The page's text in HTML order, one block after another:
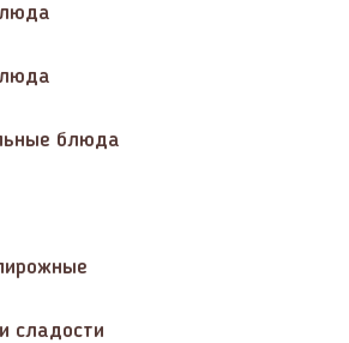
блюда
сладости